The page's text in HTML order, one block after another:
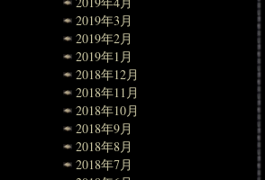
2019年3月
2019年2月
2019年1月
2018年12月
2018年11月
2018年10月
2018年9月
2018年8月
2018年7月